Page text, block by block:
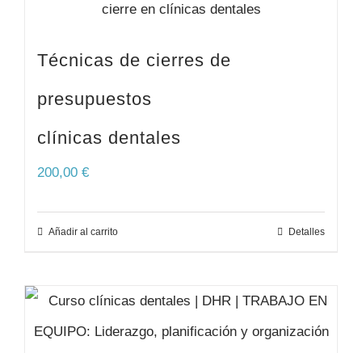
Técnicas de cierres de
presupuestos
clínicas dentales
200,00 €
Añadir al carrito Detalles